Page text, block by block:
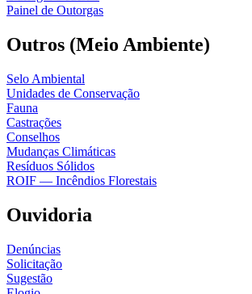
Painel de Outorgas
Outros (Meio Ambiente)
Selo Ambiental
Unidades de Conservação
Fauna
Castrações
Conselhos
Mudanças Climáticas
Resíduos Sólidos
ROIF — Incêndios Florestais
Ouvidoria
Denúncias
Solicitação
Sugestão